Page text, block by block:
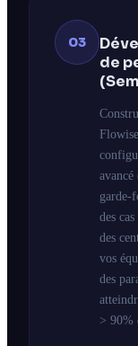
03
de
garde-
des
des
vos
des
> 90%